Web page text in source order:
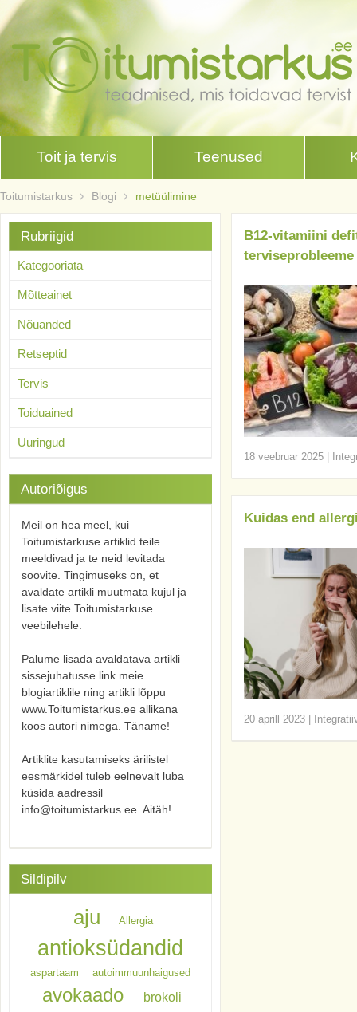
Toit ja tervis Teenused
Toitumistarkus Blogi metüülimine
B12-vitamiini
terviseprobleeme
18 veebruar 2025
Kuidas end
20 aprill 2023
Rubriigid
Kategooriata
Mõtteainet
Nõuanded
Retseptid
Tervis
Toiduained
Uuringud
Autoriõigus
Meil on hea meel, kui
Toitumistarkuse artiklid teile
meeldivad ja te neid levitada
soovite. Tingimuseks on, et
avaldate artikli muutmata kujul ja
lisate viite Toitumistarkuse
veebilehele.
Palume lisada avaldatava artikli
sissejuhatusse link meie
blogiartiklile ning artikli lõppu
www.Toitumistarkus.ee allikana
koos autori nimega. Täname!
Artiklite kasutamiseks ärilistel
eesmärkidel tuleb eelnevalt luba
küsida aadressil
info@toitumistarkus.ee. Aitäh!
Sildipilv
aju Allergia
antioksüdandid
aspartaam autoimmuunhaigused
avokaado brokoli